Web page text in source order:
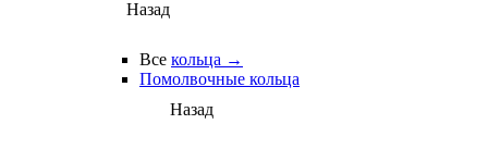
Назад
Все кольца →
Помолвочные кольца
Назад